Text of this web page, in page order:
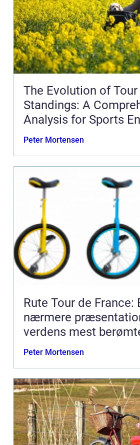
The Evolution of
Standings: A
Analysis for Sports
Peter Mortensen
Rute Tour de France:
nærmere
verdens mest
Peter Mortensen